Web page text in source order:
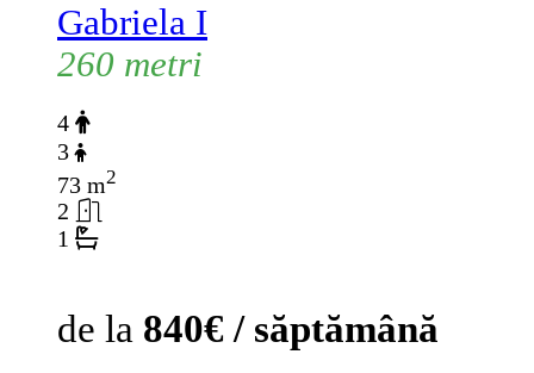
Gabriela I
260 metri
4
3
73 m2
2
1
de la 840€ / săptămână